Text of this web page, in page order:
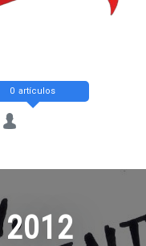
0 artículos